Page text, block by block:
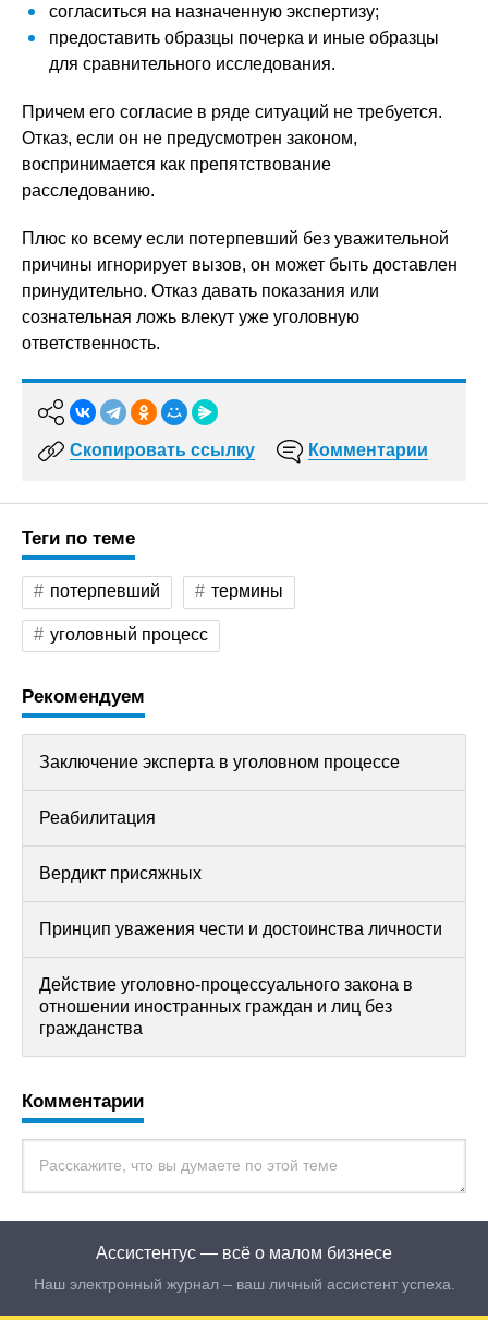
согласиться на назначенную экспертизу;
предоставить образцы почерка и иные образцы
для сравнительного исследования.
Причем его согласие в ряде ситуаций не требуется.
Отказ, если он не предусмотрен законом,
воспринимается как препятствование
расследованию.
Плюс ко всему если потерпевший без уважительной
причины игнорирует вызов, он может быть доставлен
принудительно. Отказ давать показания или
сознательная ложь влекут уже уголовную
ответственность.
Скопировать ссылку Комментарии
Теги по теме
потерпевший термины
уголовный процесс
Рекомендуем
Заключение эксперта в уголовном процессе
Реабилитация
Вердикт присяжных
Принцип уважения чести и достоинства личности
Действие уголовно-процессуального закона в
отношении иностранных граждан и лиц без
гражданства
Комментарии
Ассистентус — всё о малом бизнесе
Наш электронный журнал – ваш личный ассистент успеха.